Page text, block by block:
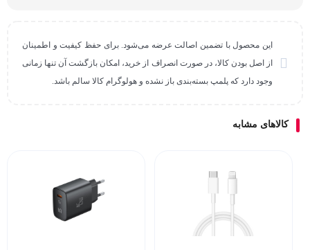
این محصول با تضمین اصالت عرضه می‌شود. برای حفظ کیفیت و اطمینان
از اصل بودن کالا، در صورت انصراف از خرید، امکان بازگشت آن تنها زمانی
وجود دارد که پلمپ بسته‌بندی باز نشده و هولوگرام کالا سالم باشد.
کالاهای مشابه